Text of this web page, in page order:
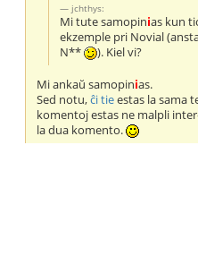
jchthys:
Mi tute samopinias kun
ekzemple pri Novial
N** ). Kiel vi?
Mi ankaŭ samopinias.
Sed notu,ĉi tieestas la sama
komentoj estas ne malpli
la dua komento.